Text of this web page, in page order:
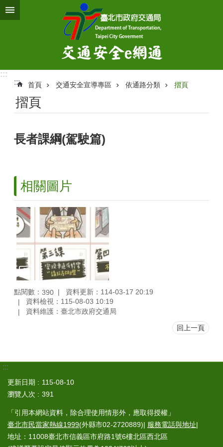
跳到主要內容區塊
:::
:::
首頁 交通安全宣導專區 依通路分類 摺頁
摺頁
長者課綱(駕駛篇)
相關圖片
點閱數： 390
資料更新：114-03-17 20:19
資料檢視：115-08-03 10:19
資料維護：臺北市政府交通局
回上一頁
:::
更新日期
115-08-10
瀏覽人次
391
「引用本網站資料，除合理使用情形外，應取得授權」
臺北市民當家熱線1999(外縣市02-2720889)| 服務電話與地址|
地址：11008臺北市信義區市府路1號6樓北區西北區